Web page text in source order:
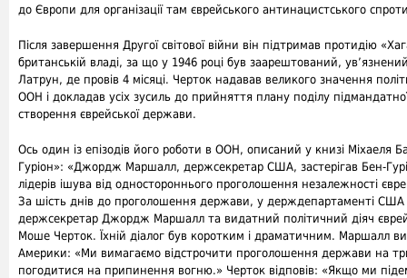
до Європи для організації там єврейського антинацистського
Після завершення Другої світової війни він підтримав протидію
британській владі, за що у 1946 році був заарештований,
Латрун, де провів 4 місяці. Черток надавав великого значення
ООН і докладав усіх зусиль до прийняття плану поділу
створення єврейської держави.
Ось один із епізодів його роботи в ООН, описаний у книзі Міхаеля
Гуріон»: «Джордж Маршалл, держсекретар США, застерігав Бен-
лідерів ішува від одностороннього проголошення незалежності
За шість днів до проголошення держави, у держдепартаменті США
держсекретар Джордж Маршалл та видатний політичний діяч
Моше Черток. Їхній діалог був коротким і драматичним. Маршалл
Америки: «Ми вимагаємо відстрочити проголошення держави на три
погодитися на припинення вогню.» Черток відповів: «Якщо ми